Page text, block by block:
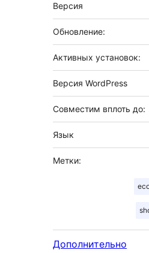
Версия
Обновление:
Активных установок:
Версия WordPress
Совместим вплоть до:
Язык
Метки:
Дополнительно